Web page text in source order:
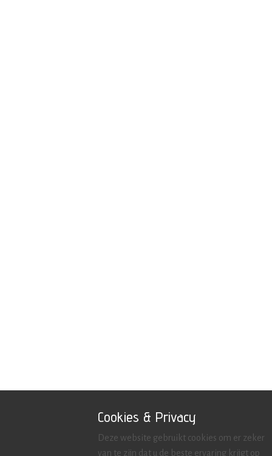
Cookies & Privacy
Deze website gebruikt cookies om er zeker
van te zijn dat u de beste ervaring krijgt op